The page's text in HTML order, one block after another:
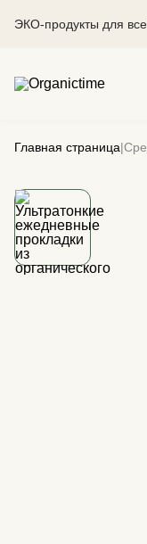
ЭКО-продукты для
Главная страница|